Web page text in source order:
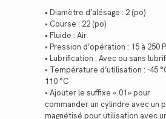
• Diamètre d’alésage : 2 (po)
• Course : 22 (po)
• Fluide : Air
• Pression d’opération : 15 à 250
• Lubrification : Avec ou sans
• Température d’utilisation : -45
110 °C
• Ajouter le suffixe «.01» pour
commander un cylindre avec un
magnétisé pour utilisation avec